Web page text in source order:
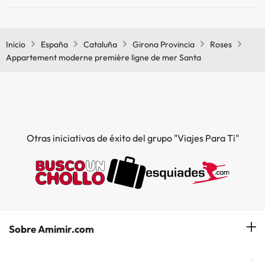
Inicio
España Cataluña Girona Provincia
Roses
Appartement moderne première ligne de mer Santa
Otras iniciativas de éxito del grupo "Viajes Para Ti"
Sobre Amimir.com